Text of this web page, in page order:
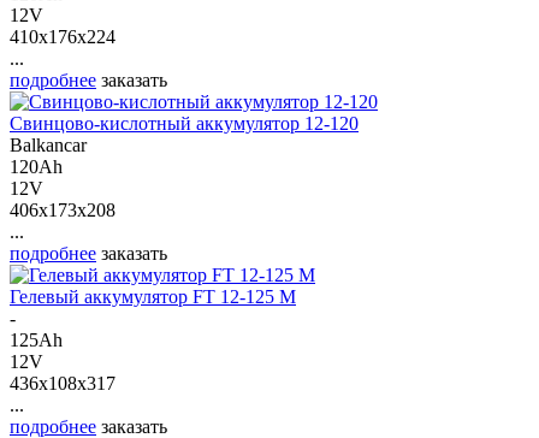
12V
410x176x224
...
подробнее заказать
Свинцово-кислотный аккумулятор 12-120
Balkancar
120Ah
12V
406x173x208
...
подробнее заказать
Гелевый аккумулятор FT 12-125 M
-
125Ah
12V
436x108x317
...
подробнее заказать